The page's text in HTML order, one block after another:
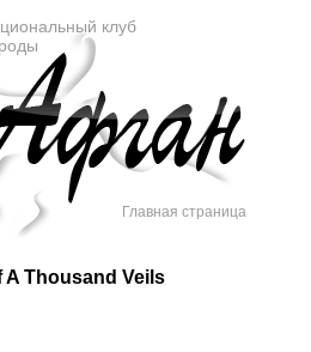
клуб
Главная страница
A Thousand Veils